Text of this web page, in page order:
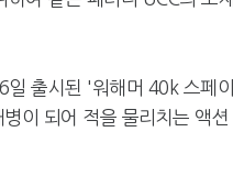
출시된 '워해머 40k 스페
이 되어 적을 물리치는 액션